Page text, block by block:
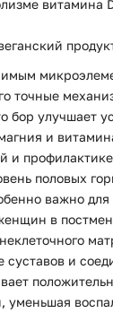
витамина
точные
бор улучшает
и
и
половых
важно
в
суставов и
уменьшая